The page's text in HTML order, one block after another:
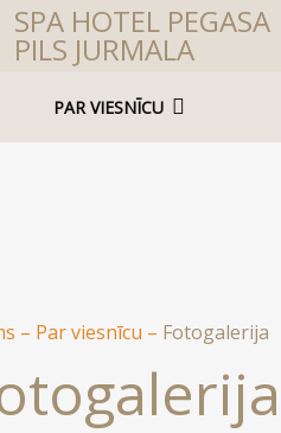
SPA HOTEL PEGASA
PILS JURMALA
PAR VIESNĪCU
– Par viesnīcu – Fotogalerija